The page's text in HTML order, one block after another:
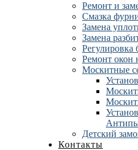
Ремонт и
Смазка
Замена
Замена
Регулировка
Ремонт окон
Москитные
Детский
Контакты